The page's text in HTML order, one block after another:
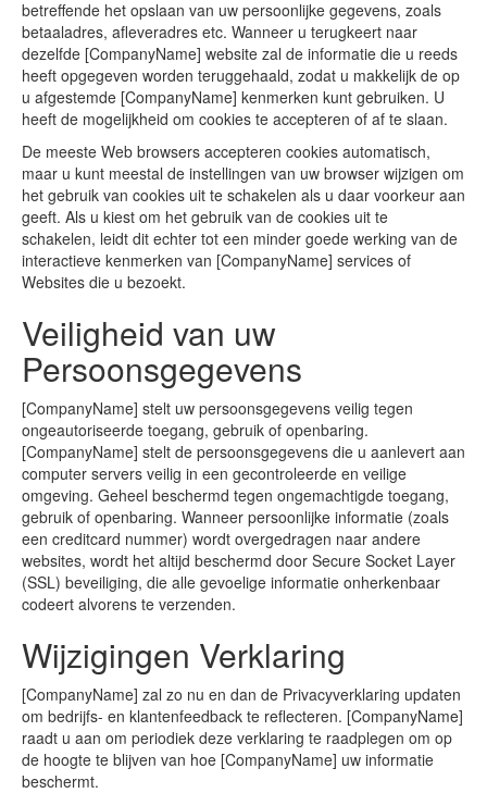
betreffende het opslaan van uw persoonlijke gegevens, zoals
betaaladres, afleveradres etc. Wanneer u terugkeert naar
dezelfde [CompanyName] website zal de informatie die u reeds
heeft opgegeven worden teruggehaald, zodat u makkelijk de op
u afgestemde [CompanyName] kenmerken kunt gebruiken. U
heeft de mogelijkheid om cookies te accepteren of af te slaan.
De meeste Web browsers accepteren cookies automatisch,
maar u kunt meestal de instellingen van uw browser wijzigen om
het gebruik van cookies uit te schakelen als u daar voorkeur aan
geeft. Als u kiest om het gebruik van de cookies uit te
schakelen, leidt dit echter tot een minder goede werking van de
interactieve kenmerken van [CompanyName] services of
Websites die u bezoekt.
Veiligheid van uw
Persoonsgegevens
[CompanyName] stelt uw persoonsgegevens veilig tegen
ongeautoriseerde toegang, gebruik of openbaring.
[CompanyName] stelt de persoonsgegevens die u aanlevert aan
computer servers veilig in een gecontroleerde en veilige
omgeving. Geheel beschermd tegen ongemachtigde toegang,
gebruik of openbaring. Wanneer persoonlijke informatie (zoals
een creditcard nummer) wordt overgedragen naar andere
websites, wordt het altijd beschermd door Secure Socket Layer
(SSL) beveiliging, die alle gevoelige informatie onherkenbaar
codeert alvorens te verzenden.
Wijzigingen Verklaring
[CompanyName] zal zo nu en dan de Privacyverklaring updaten
om bedrijfs- en klantenfeedback te reflecteren. [CompanyName]
raadt u aan om periodiek deze verklaring te raadplegen om op
de hoogte te blijven van hoe [CompanyName] uw informatie
beschermt.